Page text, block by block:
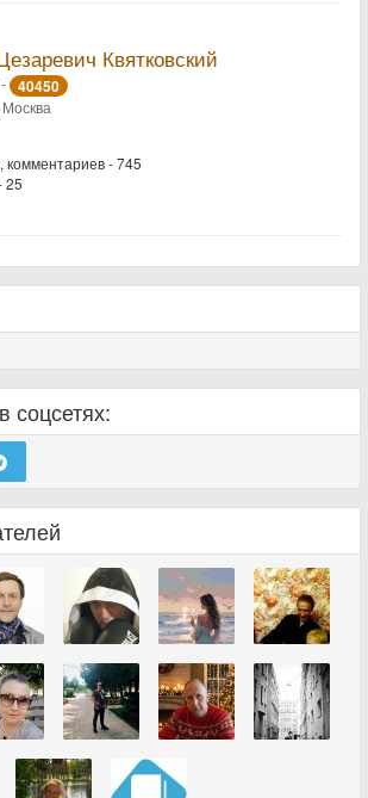
Квятковский
40450
комментариев - 745
25
соцсетях: